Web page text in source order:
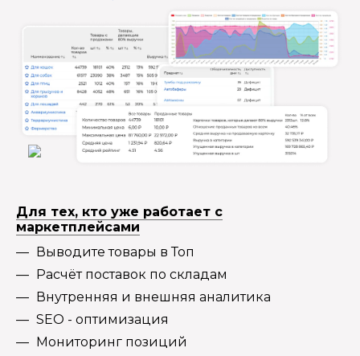
Для тех, кто уже работает с
маркетплейсами
Выводите товары в Топ
Расчёт поставок по складам
Внутренняя и внешняя аналитика
SEO - оптимизация
Мониторинг позиций